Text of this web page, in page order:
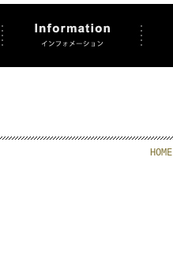
HOME